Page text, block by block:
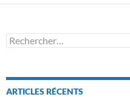
Rechercher :
ARTICLES RÉCENTS